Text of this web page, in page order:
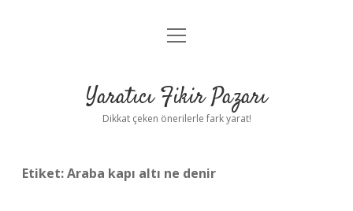
Anasayfa
Yasal Uyarı
menüyü
Yaratıcı Fikir Pazarı
Dikkat çeken önerilerle fark yarat!
Etiket:Araba kapı altı ne denir